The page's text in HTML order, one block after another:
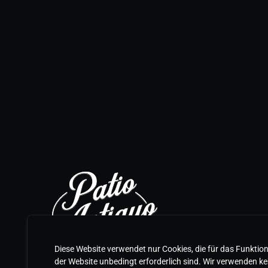
Diese Website verwendet nur Cookies, die für das
der Website unbedingt erforderlich sind. Wir verwenden